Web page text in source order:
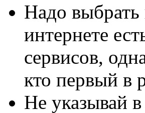
Надо
интернете
сервисов,
кто первый в
Не указывай